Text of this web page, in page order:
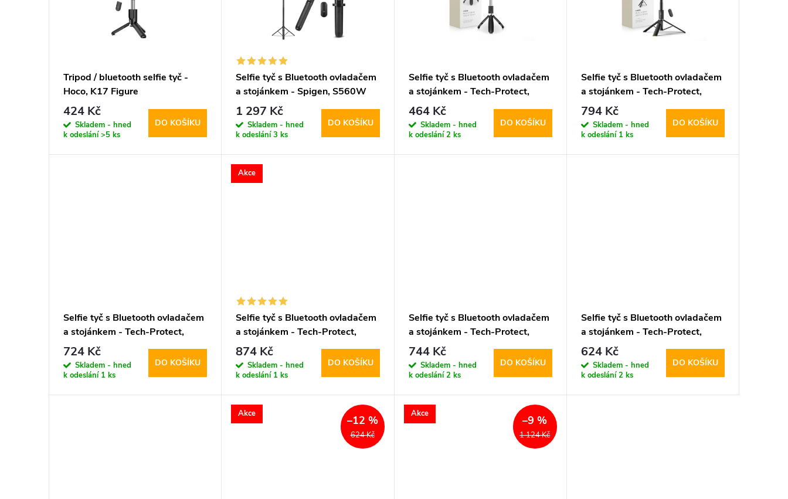
t
d
Tripod / bluetooth selfie tyč -
Hoco, K17 Figure
424 Kč
Skladem - hned
k odeslání>5 ks
DO KOŠÍKU
Selfie tyč s Bluetooth ovladačem
a stojánkem - Spigen, S560W
MagSafe Black
1 297 Kč
Skladem - hned
k odeslání3 ks
DO KOŠÍKU
Selfie tyč s Bluetooth ovladačem
a stojánkem - Tech-Protect,
L01S Selfie Stick Tripod
464 Kč
Skladem - hned
k odeslání2 ks
DO KOŠÍKU
Selfie tyč s Bluetooth ovladačem
a stojánkem - Tech-Protect,
L08S Selfie Stick Tripod Black
794 Kč
Skladem - hned
k odeslání 1 ks
DO KOŠÍKU
Selfie tyč s Bluetooth ovladačem
a stojánkem - Tech-Protect,
L04S Selfie Stick Tripod
724 Kč
Skladem - hned
k odeslání 1 ks
DO KOŠÍKU
Akce
Selfie tyč s Bluetooth ovladačem
a stojánkem - Tech-Protect,
L03S Selfie Stick Tripod Black
874 Kč
Skladem - hned
k odeslání 1 ks
DO KOŠÍKU
Selfie tyč s Bluetooth ovladačem
a stojánkem - Tech-Protect,
L03S Selfie Stick Tripod White
744 Kč
Skladem - hned
k odeslání2 ks
DO KOŠÍKU
Selfie tyč s Bluetooth ovladačem
a stojánkem - Tech-Protect,
L05S Selfie Stick Tripod
624 Kč
Skladem - hned
k odeslání2 ks
DO KOŠÍKU
Akce
624 Kč
–12 % Akce
1 124 Kč
–9 %